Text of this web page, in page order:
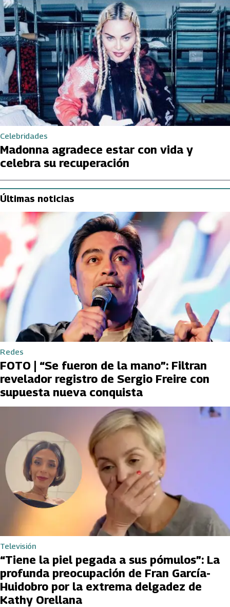
Celebridades
Madonna agradece estar con vida y
celebra su recuperación
Últimas noticias
Redes
FOTO | “Se fueron de la mano”: Filtran
revelador registro de Sergio Freire con
supuesta nueva conquista
Televisión
“Tiene la piel pegada a sus pómulos”: La
profunda preocupación de Fran García-
Huidobro por la extrema delgadez de
Kathy Orellana